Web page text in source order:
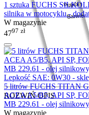
ROZWIŃ OPIS
1 sztuka FUCHS
silnika w motocyklu -
W magazynie
4797 zł
5 litrów FUCHS TITAN
ACEA A5/B5, API SP,
MB 229.61 - olej silnikowy
W magazynie